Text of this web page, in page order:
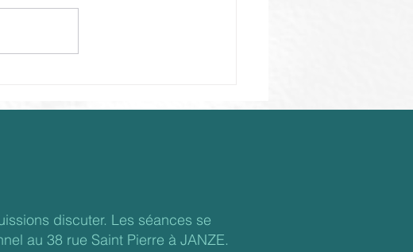
discuter. Les séances se
au 38 rue Saint Pierre à JANZE.